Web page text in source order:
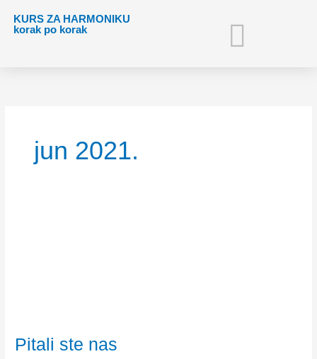
KURS ZA HARMONIKU
korak po korak
jun 2021.
Pitali ste nas